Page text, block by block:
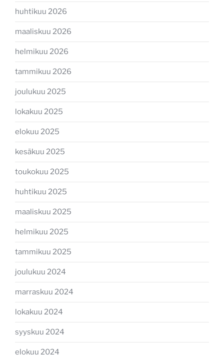
huhtikuu 2026
maaliskuu 2026
helmikuu 2026
tammikuu 2026
joulukuu 2025
lokakuu 2025
elokuu 2025
kesäkuu 2025
toukokuu 2025
huhtikuu 2025
maaliskuu 2025
helmikuu 2025
tammikuu 2025
joulukuu 2024
marraskuu 2024
lokakuu 2024
syyskuu 2024
elokuu 2024